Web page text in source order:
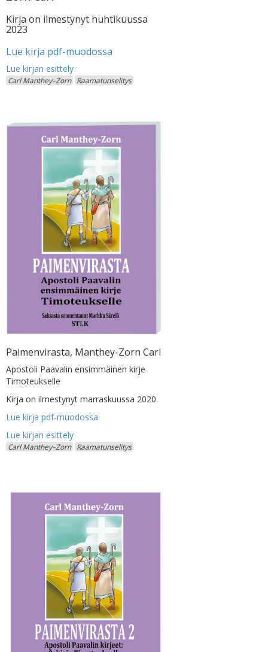
Kirja on ilmestynyt huhtikuussa
2023
Lue kirja pdf-muodossa
Carl Manthey–Zorn Raamatunselitys
Paimenvirasta, Manthey-Zorn Carl
Apostoli Paavalin ensimmäinen kirje
Timoteukselle
Kirja on ilmestynyt marraskuussa 2020.
Lue kirja pdf-muodossa
Carl Manthey–Zorn Raamatunselitys